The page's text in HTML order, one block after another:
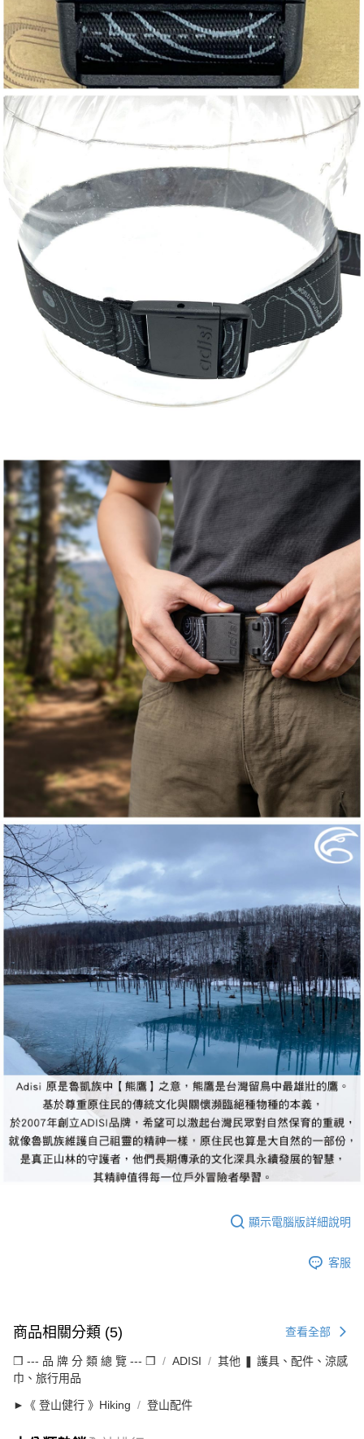
顯示電腦版詳細說明
客服
商品相關分類 (5) 查看全部
❒ --- 品 牌 分 類 總 覽 --- ❒ ADISI
其他 ❚ 護具、配件、涼感
巾、旅行用品
►《 登山健行 》Hiking 登山配件